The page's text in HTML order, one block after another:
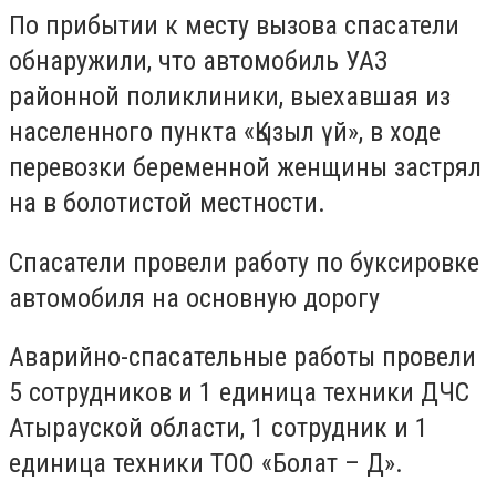
По прибытии к месту вызова спасатели
обнаружили, что автомобиль УАЗ
районной поликлиники, выехавшая из
населенного пункта «Қызыл үй», в ходе
перевозки беременной женщины застрял
на в болотистой местности.
Спасатели провели работу по буксировке
автомобиля на основную дорогу
Аварийно-спасательные работы провели
5 сотрудников и 1 единица техники ДЧС
Атырауской области, 1 сотрудник и 1
единица техники ТОО «Болат – Д».